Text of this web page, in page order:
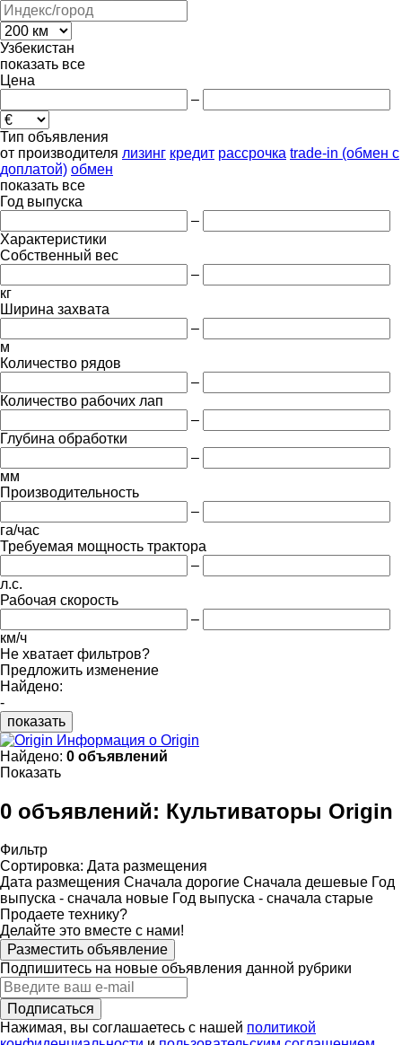
Узбекистан
показать все
Цена
–
Тип объявления
от производителя лизинг кредит рассрочка trade-in (обмен с
доплатой) обмен
показать все
Год выпуска
–
Характеристики
Собственный вес
–
кг
Ширина захвата
–
м
Количество рядов
–
Количество рабочих лап
–
Глубина обработки
–
мм
Производительность
–
га/час
Требуемая мощность трактора
–
л.с.
Рабочая скорость
–
км/ч
Не хватает фильтров?
Предложить изменение
Найдено:
-
показать
Информация о Origin
Найдено: 0 объявлений
Показать
0 объявлений: Культиваторы Origin
Фильтр
Сортировка: Дата размещения
Дата размещения Сначала дорогие Сначала дешевые Год
выпуска - сначала новые Год выпуска - сначала старые
Продаете технику?
Делайте это вместе с нами!
Разместить объявление
Подпишитесь на новые объявления данной рубрики
Подписаться
Нажимая, вы соглашаетесь с нашей политикой